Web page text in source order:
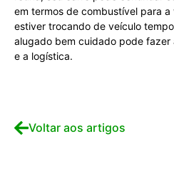
em termos de combustível para
estiver trocando de veículo
alugado bem cuidado pode
e a logística.
Voltar aos artigos